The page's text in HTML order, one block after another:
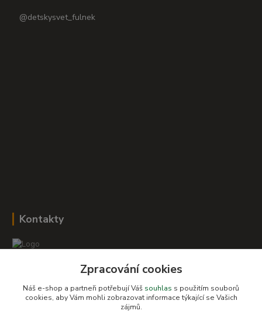
@detskysvet_fulnek
Kontakty
+420 604 278 943
obchod-detskysvet@seznam.cz
Zpracování cookies
Náš e-shop a partneři potřebují Váš souhlas s použitím souborů
cookies, aby Vám mohli zobrazovat informace týkající se Vašich
zájmů.